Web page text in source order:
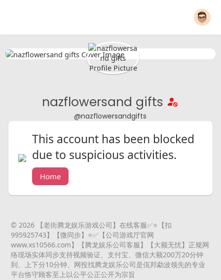
nazflowersand gifts
@nazflowersandgifts
This account has been blocked
due to suspicious activities.
Home
© 2026 【老街腾龙娱乐游戏公司】在线客服✅⭐️【扣
995925743】【微同步】⭐️✅【公司游戏厅官网
www.xs10566.com】【腾龙娱乐公司客服】【大额无忧】正规网
络现场实体同步支持视频验证、支付宝、微信大额200万20分钟
到、上下分10分钟、网投找腾龙娱乐公司是佤邦勐波领先的专业
平台恪守顾客至上以公平公正公开为宗旨